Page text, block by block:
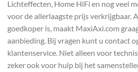
Lichteffecten, Home HiFi en nog veel
voor de allerlaagste prijs verkrijgbaar.
goedkoper is, maakt MaxiAxi.com
aanbieding. Bij vragen kunt u contact
klantenservice. Niet alleen voor
zeker ook voor hulp bij het